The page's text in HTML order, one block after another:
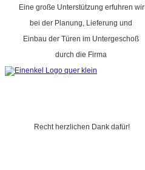
Eine große Unterstützung erfuhren wir
bei der Planung, Lieferung und
Einbau der Türen im Untergeschoß
durch die Firma
Recht herzlichen Dank dafür!